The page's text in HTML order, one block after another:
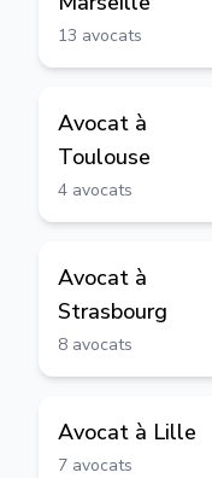
13 avocats
Avocat à
Toulouse
4 avocats
Avocat à
Strasbourg
8 avocats
Avocat à Lille
7 avocats